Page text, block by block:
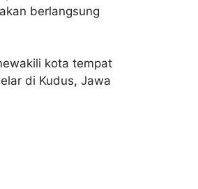
berlangsung
kota tempat
lar di Kudus, Jawa